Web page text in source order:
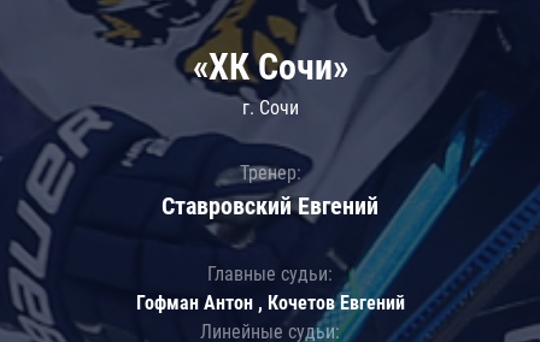
«ХК Сочи»
г. Сочи
Тренер:
Ставровский Евгений
Главные судьи:
Гофман Антон , Кочетов Евгений
Линейные судьи: